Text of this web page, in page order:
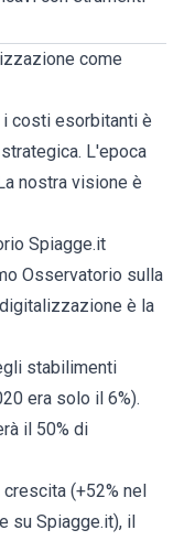
come
costi esorbitanti è
L'epoca
nostra visione è
Spiagge.it
Osservatorio sulla
è la
stabilimenti
era solo il 6%).
il 50% di
(+52% nel
su Spiagge.it), il